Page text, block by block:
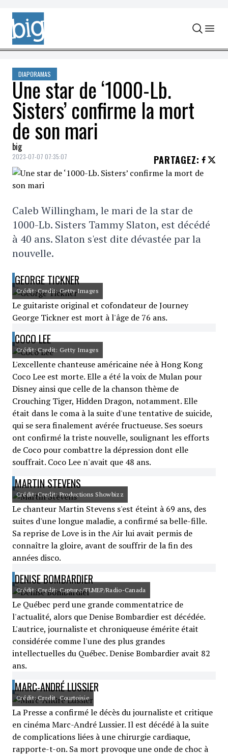
Skip to content
DIAPORAMAS
Une star de ‘1000-Lb.
Sisters’ confirme la mort
de son mari
big
2023-07-07 07:35:07 PARTAGEZ:
Caleb Willingham, le mari de la star de
1000-Lb. Sisters Tammy Slaton, est décédé
à 40 ans. Slaton s'est dite dévastée par la
nouvelle.
GEORGE TICKNER
Crédit: Credit: Getty Images
Le guitariste original et cofondateur de Journey
George Tickner est mort à l'âge de 76 ans.
COCO LEE
Crédit: Credit: Getty Images
L'excellente chanteuse américaine née à Hong Kong
Coco Lee est morte. Elle a été la voix de Mulan pour
Disney ainsi que celle de la chanson thème de
Crouching Tiger, Hidden Dragon, notamment. Elle
était dans le coma à la suite d'une tentative de suicide,
qui se sera finalement avérée fructueuse. Ses soeurs
ont confirmé la triste nouvelle, soulignant les efforts
de Coco pour combattre la dépression dont elle
souffrait. Coco Lee n'avait que 48 ans.
MARTIN STEVENS
Crédit: Credit: Productions Showbizz
Le chanteur Martin Stevens s'est éteint à 69 ans, des
suites d'une longue maladie, a confirmé sa belle-fille.
Sa reprise de Love is in the Air lui avait permis de
connaître la gloire, avant de souffrir de la fin des
années disco.
DENISE BOMBARDIER
Crédit: Credit: Capture/TLMEP/Radio-Canada
Le Québec perd une grande commentatrice de
l'actualité, alors que Denise Bombardier est décédée.
L'autrice, journaliste et chroniqueuse émérite était
considérée comme l'une des plus grandes
intellectuelles du Québec. Denise Bombardier avait 82
ans.
MARC-ANDRÉ LUSSIER
Crédit: Credit: Courtoisie
La Presse a confirmé le décès du journaliste et critique
en cinéma Marc-André Lussier. Il est décédé à la suite
de complications liées à une chirurgie cardiaque,
rapporte-t-on. Sa mort provoque une onde de choc à